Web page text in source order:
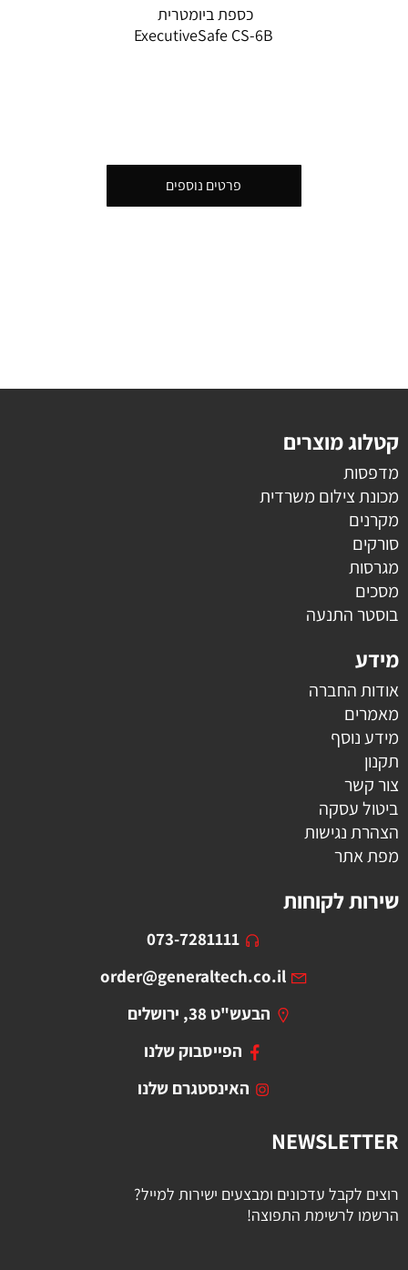
כספת ביומטרית
ExecutiveSafe CS-6B
פרטים נוספים
קטלוג מוצרים
מדפסות
מכונת צילום משרדית
מקרנים
סורקים
מגרסות
מסכים
בוסטר התנעה
מידע
אודות החברה
מאמרים
מידע נוסף
תקנון
צור קשר
ביטול עסקה
הצהרת נגישות
מפת אתר
שירות לקוחות
073-7281111
order@generaltech.co.il
הבעש"ט 38, ירושלים
הפייסבוק שלנו
האינסטגרם שלנו
NEWSLETTER
רוצים לקבל עדכונים ומבצעים ישירות למייל?
הרשמו לרשימת התפוצה!